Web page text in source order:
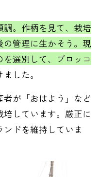
調。作柄を見て、栽培
の管理に生かそう。現
選別して、ブロッコ
した。
が「おはよう」など
しています。厳正に
ドを維持していま